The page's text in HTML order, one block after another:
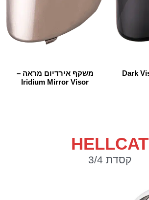
משקף אירדיום מראה –
Iridium Mirror Visor
HELLCAT
קסדת 3/4